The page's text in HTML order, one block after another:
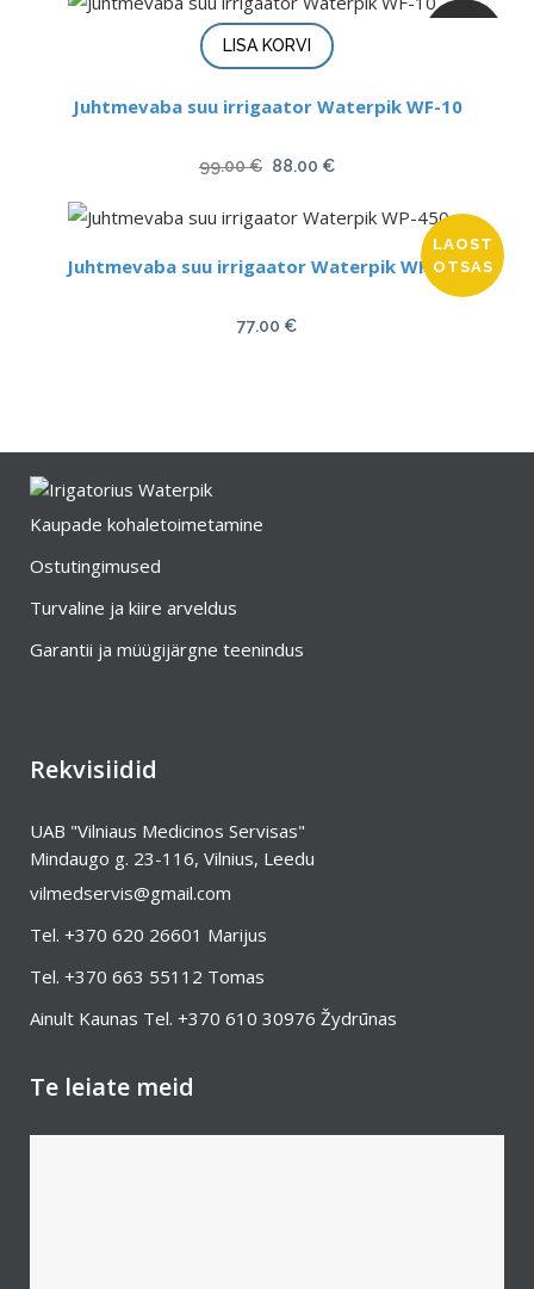
oli:
119.00 €.
is:
LISA KORVI
Juhtmevaba suu irrigaator Waterpik WF-10
99.00€ Algne
oli:
99.00 €.
88.00 €Current
is:
88.00 €.
LAOST
OTSAS
Juhtmevaba suu irrigaator Waterpik WP-450
77.00 €
Kaupade kohaletoimetamine
Ostutingimused
Turvaline ja kiire arveldus
Garantii ja müügijärgne teenindus
Rekvisiidid
UAB "Vilniaus Medicinos Servisas"
Mindaugo g. 23-116, Vilnius, Leedu
vilmedservis@gmail.com
Tel. +370 620 26601 Marijus
Tel. +370 663 55112 Tomas
Ainult Kaunas Tel. +370 610 30976 Žydrūnas
Te leiate meid